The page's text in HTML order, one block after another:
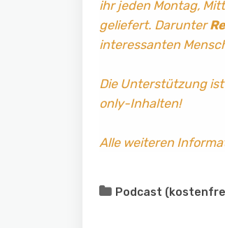
ihr jeden Montag,
geliefert. Darunter
interessanten
Die Unterstützung ist
only-Inhalten!
Alle weiteren
Podcast